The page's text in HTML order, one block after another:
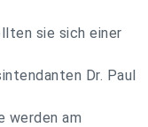
sie sich einer
Dr. Paul
werden am